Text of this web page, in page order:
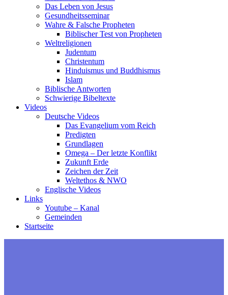
Das Leben von Jesus
Gesundheitsseminar
Wahre & Falsche Propheten
Biblischer Test von Propheten
Weltreligionen
Judentum
Christentum
Hinduismus und Buddhismus
Islam
Biblische Antworten
Schwierige Bibeltexte
Videos
Deutsche Videos
Das Evangelium vom Reich
Predigten
Grundlagen
Omega – Der letzte Konflikt
Zukunft Erde
Zeichen der Zeit
Weltethos & NWO
Englische Videos
Links
Youtube – Kanal
Gemeinden
Startseite